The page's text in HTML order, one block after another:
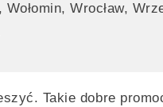
Wołomin, Wrocław,
Takie dobre